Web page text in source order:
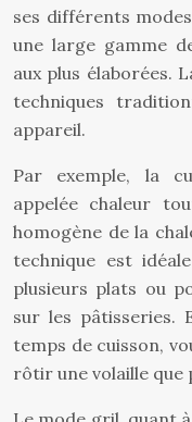
ses différents
une large gamme
aux plus élaborées.
techniques
appareil.
Par exemple, la
appelée chaleur
homogène de la
technique est
plusieurs plats ou
sur les pâtisseries.
temps de cuisson,
rôtir une volaille